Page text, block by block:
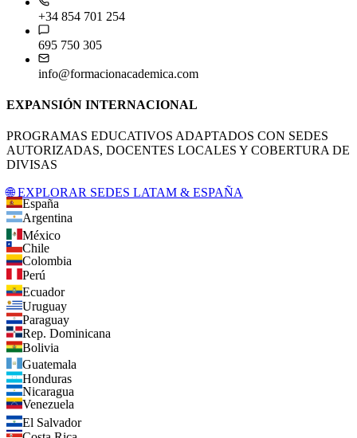
+34 854 701 254
695 750 305
info@formacionacademica.com
EXPANSIÓN INTERNACIONAL
PROGRAMAS EDUCATIVOS ADAPTADOS CON SEDES
AUTORIZADAS, DOCENTES LOCALES Y COBERTURA DE
DIVISAS
🌐 EXPLORAR SEDES LATAM & ESPAÑA
España
Argentina
México
Chile
Colombia
Perú
Ecuador
Uruguay
Paraguay
Rep. Dominicana
Bolivia
Guatemala
Honduras
Nicaragua
Venezuela
El Salvador